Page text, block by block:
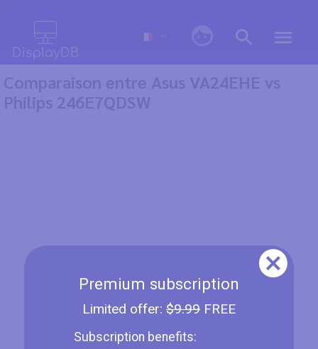
Premium subscription
Limited offer: $9.99FREE
Subscription benefits:
Comparaison entre Asus VA24EHE vs
Philips 246E7QDSW